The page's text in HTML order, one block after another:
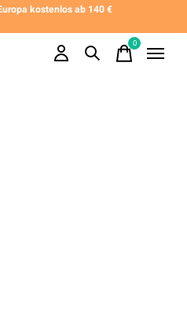
kostenlos ab 140 €
0items